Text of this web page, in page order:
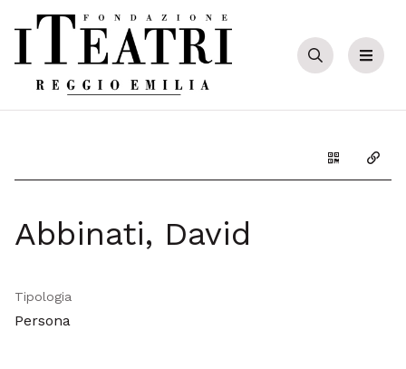
Cerca Menu
Genera il
Abbinati, David
Tipologia
Persona